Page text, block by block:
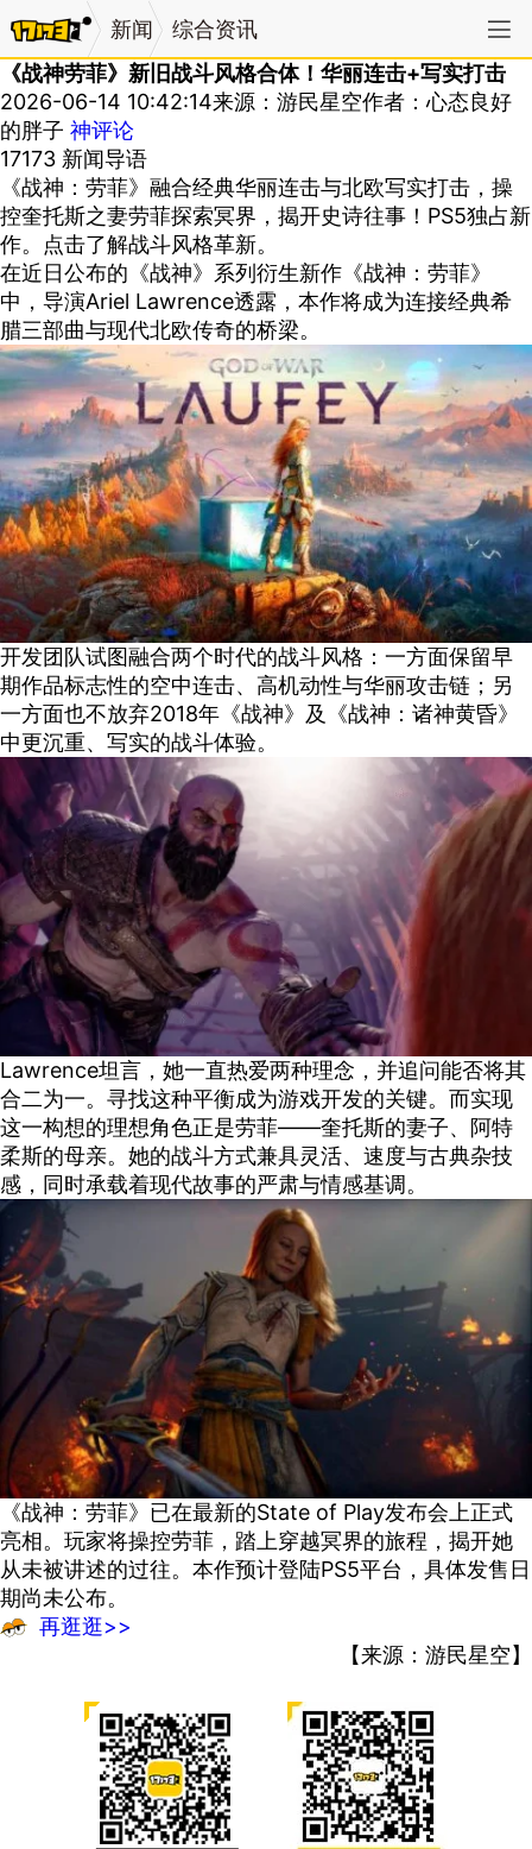
新闻 综合资讯
《战神劳菲》新旧战斗风格合体！华丽连击+写实打击
2026-06-14 10:42:14来源：游民星空作者：心态良好
的胖子 神评论
17173 新闻导语
《战神：劳菲》融合经典华丽连击与北欧写实打击，操
控奎托斯之妻劳菲探索冥界，揭开史诗往事！PS5独占新
作。点击了解战斗风格革新。
在近日公布的《战神》系列衍生新作《战神：劳菲》
中，导演Ariel Lawrence透露，本作将成为连接经典希
腊三部曲与现代北欧传奇的桥梁。
开发团队试图融合两个时代的战斗风格：一方面保留早
期作品标志性的空中连击、高机动性与华丽攻击链；另
一方面也不放弃2018年《战神》及《战神：诸神黄昏》
中更沉重、写实的战斗体验。
Lawrence坦言，她一直热爱两种理念，并追问能否将其
合二为一。寻找这种平衡成为游戏开发的关键。而实现
这一构想的理想角色正是劳菲——奎托斯‌的妻子、阿特
柔斯的母亲。她的战斗方式兼具灵活、速度与古典杂技
感，同时承载着现代故事的严肃与情感基调。
《战神：劳菲》已在最新的State of Play发布会上正式
亮相。玩家将操控劳菲，踏上穿越冥界的旅程，揭开她
从未被讲述的过往。本作预计登陆PS5平台，具体发售日
期尚未公布。
再逛逛>>
【来源：游民星空】